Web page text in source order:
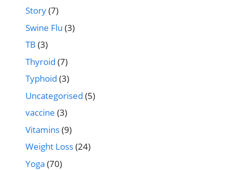
Story(7)
Swine Flu (3)
TB (3)
Thyroid (7)
Typhoid (3)
Uncategorised (5)
vaccine (3)
Vitamins(9)
Weight Loss(24)
Yoga (70)